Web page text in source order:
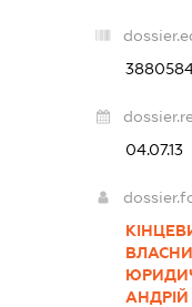
04.07.13
АНДРІЙ